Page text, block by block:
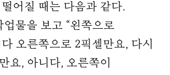
어질 때는 다음과 같다.
물을 보고 “왼쪽으로
오른쪽으로 2픽셀만요, 다시
요, 아니다, 오른쪽이